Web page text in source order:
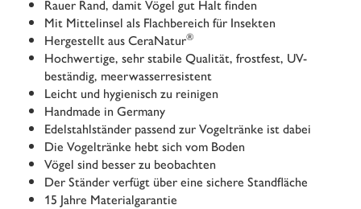
Rauer Rand, damit Vögel gut Halt finden
Mit Mittelinsel als Flachbereich für Insekten
Hergestellt aus CeraNatur®
Hochwertige, sehr stabile Qualität, frostfest, UV-
beständig, meerwasserresistent
Leicht und hygienisch zu reinigen
Handmade in Germany
Edelstahlständer passend zur Vogeltränke ist dabei
Die Vogeltränke hebt sich vom Boden
Vögel sind besser zu beobachten
Der Ständer verfügt über eine sichere Standfläche
15 Jahre Materialgarantie